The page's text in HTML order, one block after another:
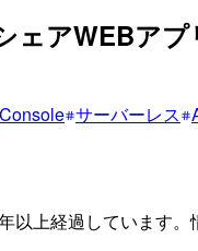
ェアWEBア
サーバーレス
以上経過しています